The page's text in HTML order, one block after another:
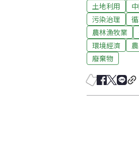
土地利用
污染治理
農林漁牧業
環境經濟
廢棄物